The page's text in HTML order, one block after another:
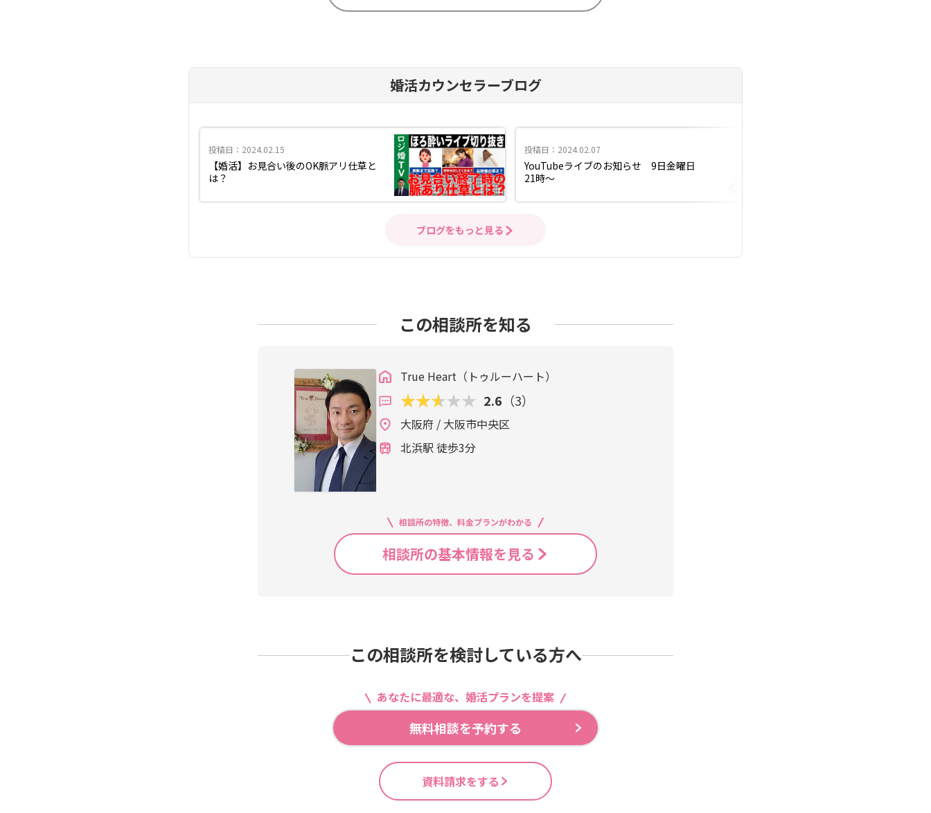
婚活カウンセラーブログ
投稿日：2024.02.15
【婚活】お見合い後のOK脈アリ仕草と
は？
投稿日：2024.02.07
YouTubeライブのお知らせ 9日金曜日
21時～
ブログをもっと見る
この相談所を知る
True Heart（トゥルーハート）
2.6 （3）
大阪府 / 大阪市中央区
北浜駅 徒歩3分
相談所の特徴、料金プランがわかる
相談所の基本情報を見る
この相談所を検討している方へ
あなたに最適な、婚活プランを提案
無料相談を予約する
資料請求をする